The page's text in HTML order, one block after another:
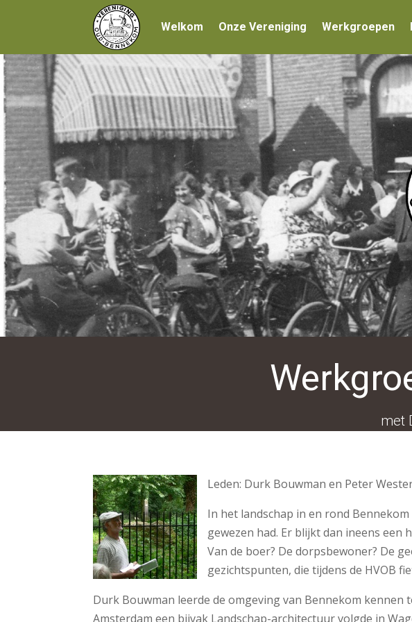
Welkom Onze Vereniging Werkgroepen
met
Leden: Durk Bouwman en Peter
In het landschap in en rond
gewezen had. Er blijkt dan ineens een
Van de boer? De dorpsbewoner? De
gezichtspunten, die tijdens de HVOB
Durk Bouwman leerde de omgeving van Bennekom
Amsterdam een bijvak Landschap-architectuur volgde in